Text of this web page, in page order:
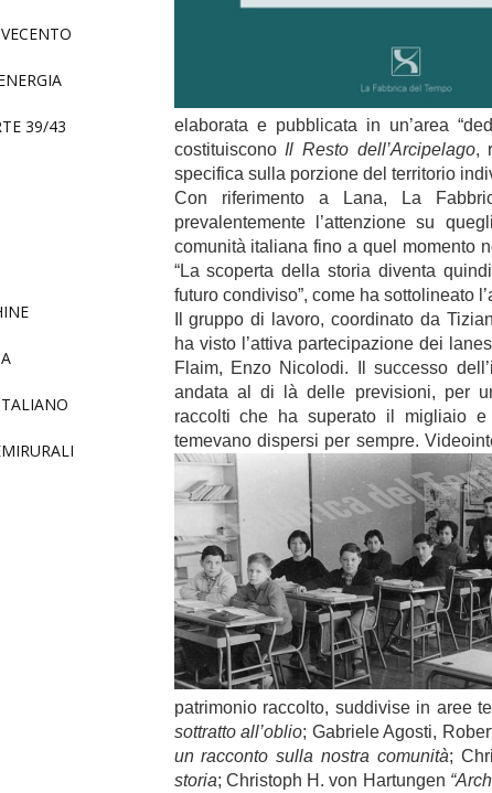
39/43
elaborata e pubblicata in un’area
costituisconoIl Resto dell’Arcipelago,
specifica sulla porzione del territorio
Con riferimento a Lana, La
prevalentemente l’attenzione su
comunità italiana fino a quel momento
“La scoperta della storia diventa
futuro condiviso”, come ha sottolineato
Il gruppo di lavoro, coordinato da
ha visto l’attiva partecipazione dei
Flaim, Enzo Nicolodi. Il successo
andata al di là delle previsioni, per
raccolti che ha superato il migliaio
temevano dispersi per sempre.
patrimonio raccolto, suddivise in aree
sottratto all’oblio; Gabriele Agosti,
un racconto sulla nostra comunità;
storia; Christoph H. von Hartungen